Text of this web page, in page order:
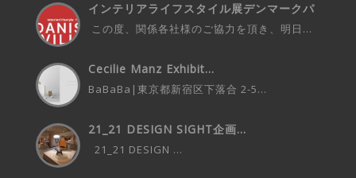
インテリアライフスタイル展デンマークパ
この度、関係各社様のご協力を頂き、明日...
Cecilie Manz Exhibit...
BaBaBa|東京都新宿区下落合 2-5...
21_21 DESIGN SIGHT企画...
21_21 DESIGN ...